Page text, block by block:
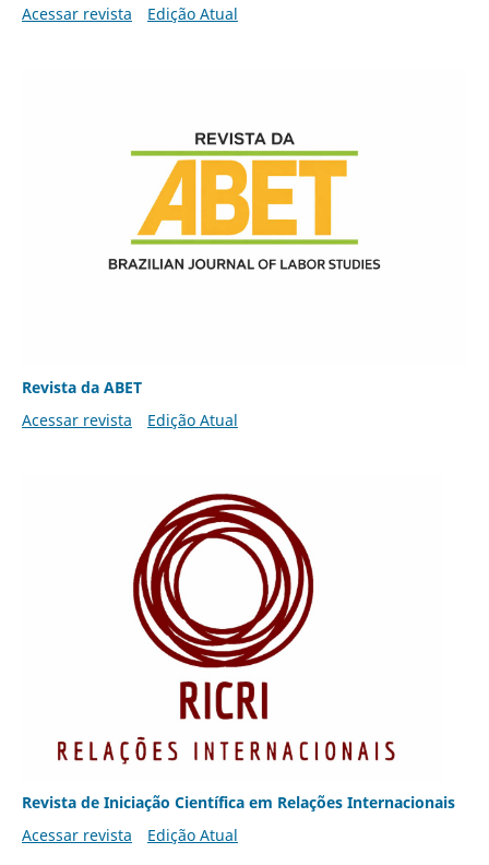
Acessar revista Edição Atual
Revista da ABET
Acessar revista
Edição Atual
Revista de Iniciação Científica em Relações Internacionais
Acessar revista
Edição Atual